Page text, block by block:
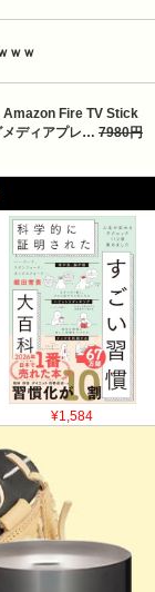
ｗｗ
Amazon Fire TV Stick
メディアプレ… 7980円
¥1,584